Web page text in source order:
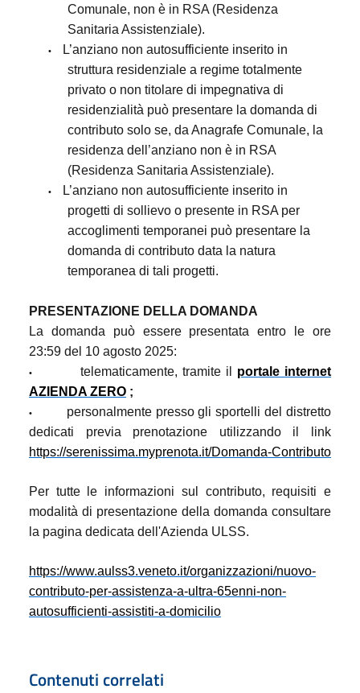
Comunale, non è in RSA (Residenza
Sanitaria Assistenziale).
•
L’anziano non autosufficiente inserito in
struttura residenziale a regime totalmente
privato o non titolare di impegnativa di
residenzialità può presentare la domanda di
contributo solo se, da Anagrafe Comunale, la
residenza dell’anziano non è in RSA
(Residenza Sanitaria Assistenziale).
•
L’anziano non autosufficiente inserito in
progetti di sollievo o presente in RSA per
accoglimenti temporanei può presentare la
domanda di contributo data la natura
temporanea di tali progetti.
PRESENTAZIONE DELLA DOMANDA
La domanda può essere presentata entro le ore
23:59 del 10 agosto 2025:
• telematicamente, tramite il portale internet
AZIENDA ZERO ;
•
personalmente presso gli sportelli del distretto
dedicati previa prenotazione utilizzando il link
https://serenissima.myprenota.it/Domanda-Contributo
Per tutte le informazioni sul contributo, requisiti e
modalità di presentazione della domanda consultare
la pagina dedicata dell'Azienda ULSS.
https://www.aulss3.veneto.it/organizzazioni/nuovo-
contributo-per-assistenza-a-ultra-65enni-non-
autosufficienti-assistiti-a-domicilio
Contenuti correlati